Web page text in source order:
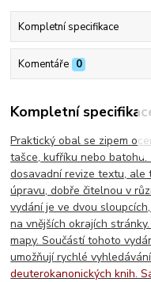
Kompletní specifikace
Komentáře 0
Kompletní
Praktický obal se zipem
tašce, kufříku nebo
dosavadní revize textu, ale
úpravu, dobře čitelnou v
vydání je ve dvou
na vnějších okrajích
mapy. Součástí tohoto
umožňují rychlé
deuterokanonických knih.